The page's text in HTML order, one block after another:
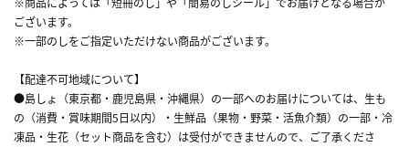
ございます。
※一部のしをご指定いただけない商品がございます。
【配達不可地域について】
●島しょ（東京都・鹿児島県・沖縄県）の一部へのお届けについては、生も
の（消費・賞味期間5日以内）・生鮮品（果物・野菜・活魚介類）の一部・冷
凍品・生花（セット商品を含む）は受付ができませんので、ご了承くださ